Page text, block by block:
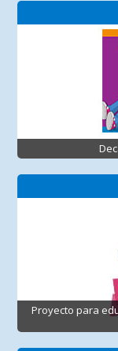
Proyecto para